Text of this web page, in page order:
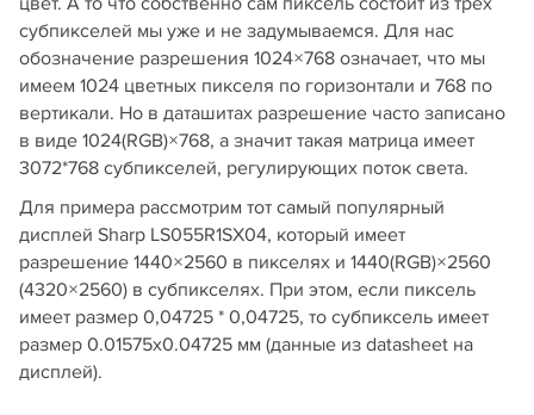
субпикселей мы уже и не задумываемся. Для нас
обозначение разрешения 1024×768 означает, что мы
имеем 1024 цветных пикселя по горизонтали и 768 по
вертикали. Но в даташитах разрешение часто записано
в виде 1024(RGB)×768, а значит такая матрица имеет
3072*768 субпикселей, регулирующих поток света.
Для примера рассмотрим тот самый популярный
дисплей Sharp LS055R1SX04, который имеет
разрешение 1440×2560 в пикселях и 1440(RGB)×2560
(4320×2560) в субпикселях. При этом, если пиксель
имеет размер 0,04725 * 0,04725, то субпиксель имеет
размер 0.01575x0.04725 мм (данные из datasheet на
дисплей).